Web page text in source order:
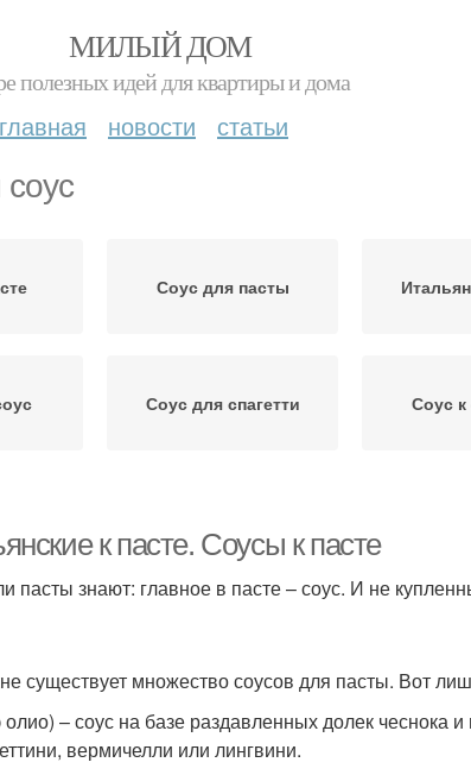
МИЛЫЙ ДОМ
полезных идей для квартиры и дома
главная новости статьи
Соус для пасты
Соус для спагетти Соус к
к пасте. Соусы к пасте
пасты знают: главное в пасте – соус. И не
существует множество соусов для пасты. Вот
– соус на базе раздавленных долек чеснока
вермичелли или лингвини.